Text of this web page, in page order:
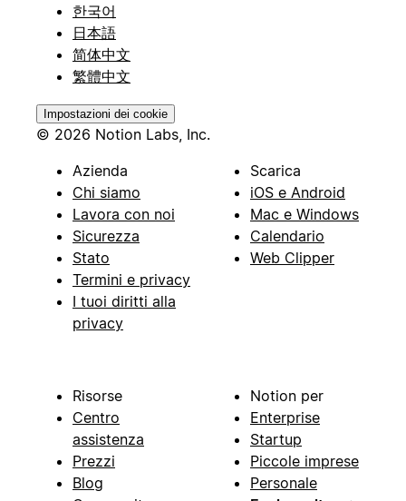
한국어
日本語
简体中文
繁體中文
Impostazioni dei cookie
© 2026 Notion Labs, Inc.
Azienda
Chi siamo
Lavora con noi
Sicurezza
Stato
Termini e privacy
I tuoi diritti alla
privacy
Scarica
iOS e Android
Mac e Windows
Calendario
Web Clipper
Risorse
Centro
assistenza
Prezzi
Blog
Notion per
Enterprise
Startup
Piccole imprese
Personale